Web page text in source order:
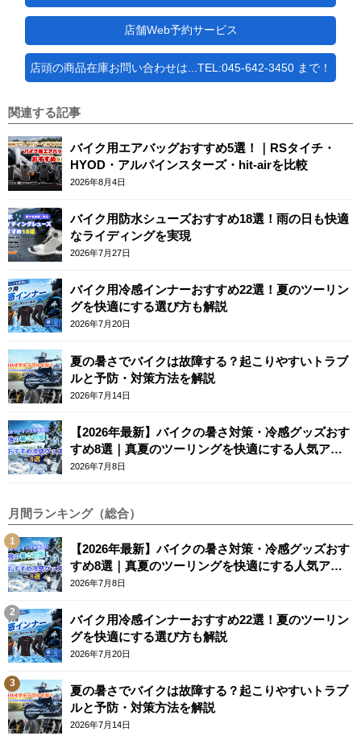
店舗Web予約サービス
店頭の商品在庫お問い合わせは...TEL:045-642-3450 まで！
関連する記事
バイク用エアバッグおすすめ5選！｜RSタイチ・
HYOD・アルパインスターズ・hit-airを比較
2026年8月4日
バイク用防水シューズおすすめ18選！雨の日も快適
なライディングを実現
2026年7月27日
バイク用冷感インナーおすすめ22選！夏のツーリン
グを快適にする選び方も解説
2026年7月20日
夏の暑さでバイクは故障する？起こりやすいトラブ
ルと予防・対策方法を解説
2026年7月14日
【2026年最新】バイクの暑さ対策・冷感グッズおす
すめ8選｜真夏のツーリングを快適にする人気アイ
テム
2026年7月8日
月間ランキング（総合）
【2026年最新】バイクの暑さ対策・冷感グッズおす
すめ8選｜真夏のツーリングを快適にする人気アイ
テム
2026年7月8日
バイク用冷感インナーおすすめ22選！夏のツーリン
グを快適にする選び方も解説
2026年7月20日
夏の暑さでバイクは故障する？起こりやすいトラブ
ルと予防・対策方法を解説
2026年7月14日